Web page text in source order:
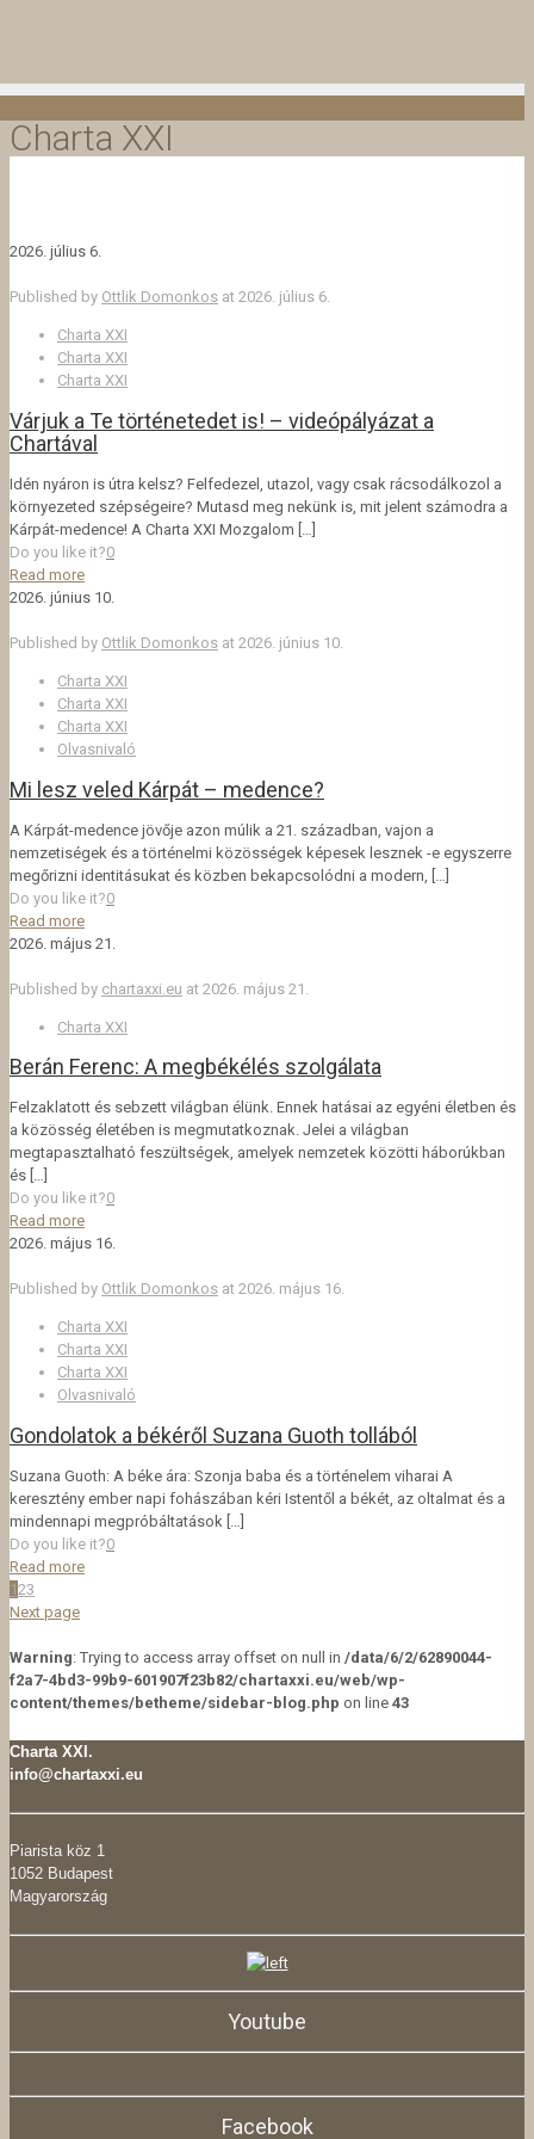
Charta XXI
2026. július 6.
Published by Ottlik Domonkos at 2026. július 6.
Charta XXI
Charta XXI
Charta XXI
Várjuk a Te történetedet is! – videópályázat a
Chartával
Idén nyáron is útra kelsz? Felfedezel, utazol, vagy csak rácsodálkozol a
környezeted szépségeire? Mutasd meg nekünk is, mit jelent számodra a
Kárpát-medence! A Charta XXI Mozgalom […]
Do you like it?0
Read more
2026. június 10.
Published by Ottlik Domonkos at 2026. június 10.
Charta XXI
Charta XXI
Charta XXI
Olvasnivaló
Mi lesz veled Kárpát – medence?
A Kárpát-medence jövője azon múlik a 21. században, vajon a
nemzetiségek és a történelmi közösségek képesek lesznek -e egyszerre
megőrizni identitásukat és közben bekapcsolódni a modern, […]
Do you like it?0
Read more
2026. május 21.
Published by chartaxxi.eu at 2026. május 21.
Charta XXI
Berán Ferenc: A megbékélés szolgálata
Felzaklatott és sebzett világban élünk. Ennek hatásai az egyéni életben és
a közösség életében is megmutatkoznak. Jelei a világban
megtapasztalható feszültségek, amelyek nemzetek közötti háborúkban
és […]
Do you like it?0
Read more
2026. május 16.
Published by Ottlik Domonkos at 2026. május 16.
Charta XXI
Charta XXI
Charta XXI
Olvasnivaló
Gondolatok a békéről Suzana Guoth tollából
Suzana Guoth: A béke ára: Szonja baba és a történelem viharai A
keresztény ember napi fohászában kéri Istentől a békét, az oltalmat és a
mindennapi megpróbáltatások […]
Do you like it?0
Read more
123
Next page
Warning: Trying to access array offset on null in /data/6/2/62890044-
f2a7-4bd3-99b9-601907f23b82/chartaxxi.eu/web/wp-
content/themes/betheme/sidebar-blog.php on line 43
Charta XXI.
info@chartaxxi.eu
Piarista köz 1
1052 Budapest
Magyarország
Youtube
Facebook